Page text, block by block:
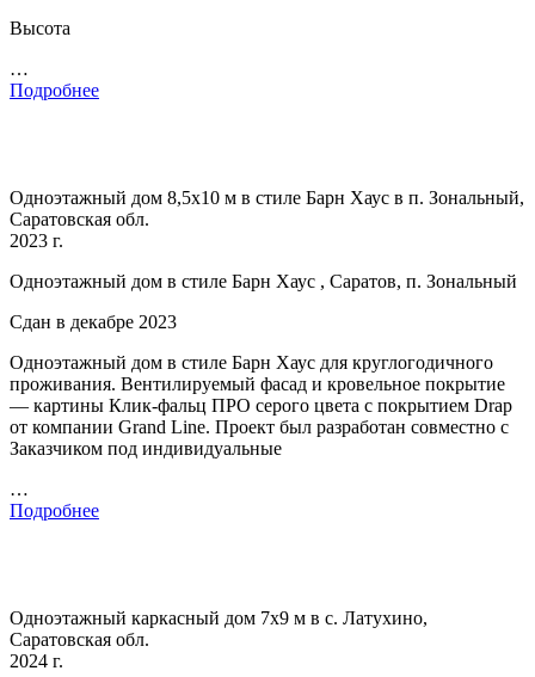
Высота
…
Подробнее
Одноэтажный дом 8,5х10 м в стиле Барн Хаус в п. Зональный,
Саратовская обл.
2023 г.
Одноэтажный дом в стиле Барн Хаус , Саратов, п. Зональный
Сдан в декабре 2023
Одноэтажный дом в стиле Барн Хаус для круглогодичного
проживания. Вентилируемый фасад и кровельное покрытие
— картины Клик-фальц ПРО серого цвета с покрытием Drap
от компании Grand Line. Проект был разработан совместно с
Заказчиком под индивидуальные
…
Подробнее
Одноэтажный каркасный дом 7х9 м в с. Латухино,
Саратовская обл.
2024 г.